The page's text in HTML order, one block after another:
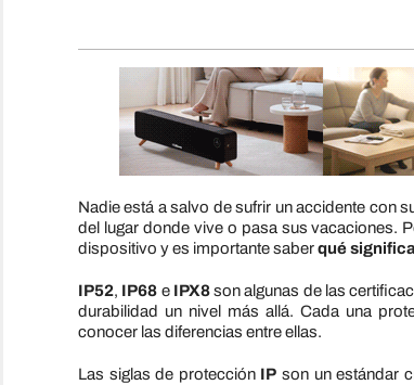
Nadie está a salvo de sufrir un accidente con
del lugar donde vive o pasa sus vacaciones.
dispositivo y es importante saberqué
IP52, IP68 e IPX8son algunas de las
durabilidad un nivel más allá. Cada una
conocer las diferencias entre ellas.
Las siglas de protecciónIP son un estándar